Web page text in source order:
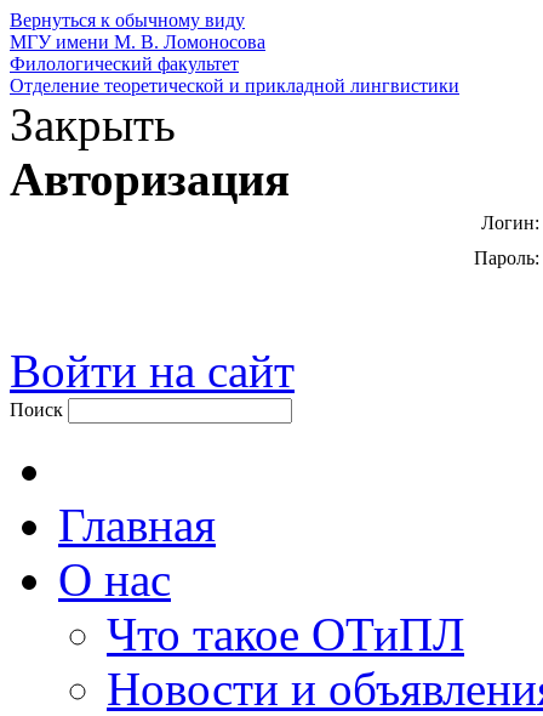
Вернуться к обычному виду
МГУ имени М. В. Ломоносова
Филологический факультет
Отделение теоретической и прикладной лингвистики
Закрыть
Авторизация
Логин:
Пароль:
Войти на сайт
Поиск
Главная
О нас
Что такое ОТиПЛ
Новости и